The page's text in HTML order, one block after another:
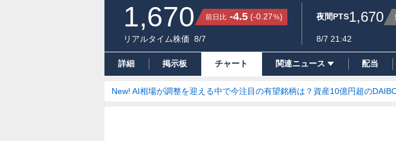
1,670 前日比 -4.5 (-0.27%)
リアルタイム株価 8/7
夜間PTS1,670
8/7 21:42
詳細 掲示板 チャート 関連ニュース 配当
New! AI相場が調整を迎える中で今注目の有望銘柄は？資産10億円超の